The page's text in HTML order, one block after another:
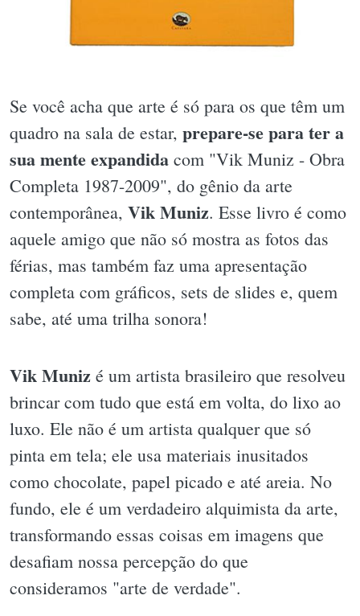
Se você acha que arte é só para os que têm um
quadro na sala de estar, prepare-se para ter a
sua mente expandida com "Vik Muniz - Obra
Completa 1987-2009", do gênio da arte
contemporânea, Vik Muniz. Esse livro é como
aquele amigo que não só mostra as fotos das
férias, mas também faz uma apresentação
completa com gráficos, sets de slides e, quem
sabe, até uma trilha sonora!
Vik Muniz é um artista brasileiro que resolveu
brincar com tudo que está em volta, do lixo ao
luxo. Ele não é um artista qualquer que só
pinta em tela; ele usa materiais inusitados
como chocolate, papel picado e até areia. No
fundo, ele é um verdadeiro alquimista da arte,
transformando essas coisas em imagens que
desafiam nossa percepção do que
consideramos "arte de verdade".